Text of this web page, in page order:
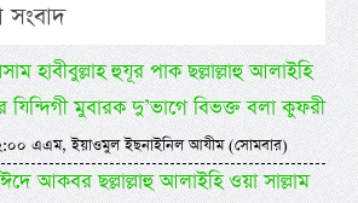
হাবীবুল্লাহ হুযূর পাক ছল্লাল্লাহু আলাইহি
যিন্দিগী মুবারক দু’ভাগে বিভক্ত বলা কুফরী
এএম, ইয়াওমুল ইছনাইনিল আযীম (সোমবার)
ঈদে আকবর ছল্লাল্লাহু আলাইহি ওয়া সাল্লাম